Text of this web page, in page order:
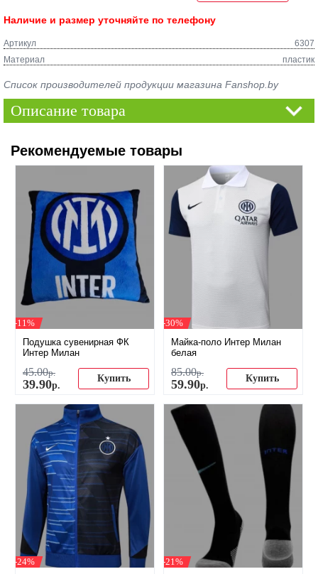
Наличие и размер уточняйте по телефону
Артикул
6307
Материал
пластик
Список производителей продукции магазина Fanshop.by
Описание товара
Рекомендуемые товары
-11%
Подушка сувенирная ФК
Интер Милан
45.00р.
39.90р.
Купить
-30%
Майка-поло Интер Милан
белая
85.00р.
59.90р.
Купить
-24%
-21%